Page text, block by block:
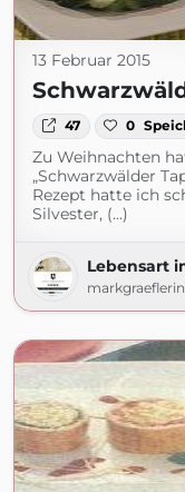
13 Februar 2015
47 0
Zu Weihnachten
„Schwarzwälder
Rezept hatte ich
Silvester, (...)
Lebensart